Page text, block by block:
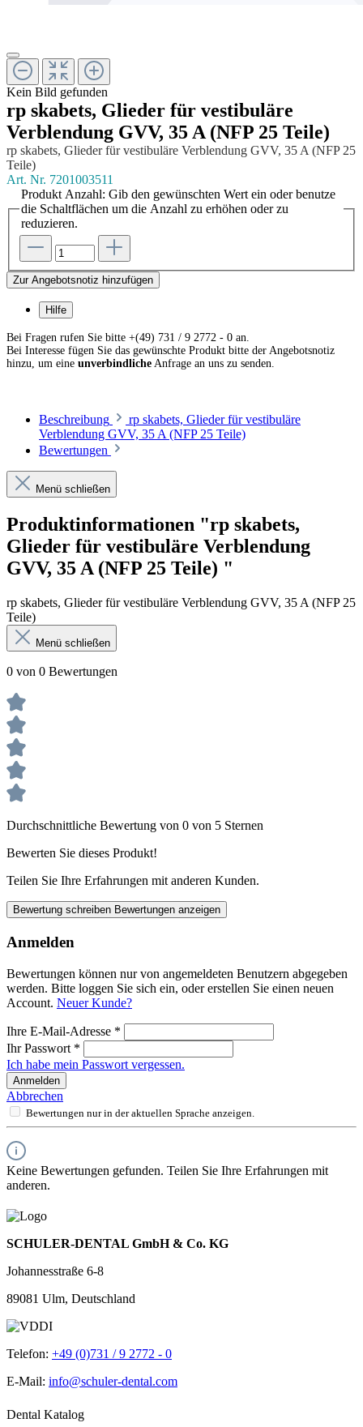
Kein Bild gefunden
rp skabets, Glieder für vestibuläre
Verblendung GVV, 35 A (NFP 25 Teile)
rp skabets, Glieder für vestibuläre Verblendung GVV, 35 A (NFP 25
Teile)
Art. Nr. 7201003511
Produkt Anzahl: Gib den gewünschten Wert ein oder benutze
die Schaltflächen um die Anzahl zu erhöhen oder zu
reduzieren.
Zur Angebotsnotiz hinzufügen
Hilfe
Bei Fragen rufen Sie bitte +(49) 731 / 9 2772 - 0 an.
Bei Interesse fügen Sie das gewünschte Produkt bitte der Angebotsnotiz
hinzu, um eine unverbindliche Anfrage an uns zu senden.
Beschreibung
rp skabets, Glieder für vestibuläre
Verblendung GVV, 35 A (NFP 25 Teile)
Bewertungen
Menü schließen
Produktinformationen "rp skabets,
Glieder für vestibuläre Verblendung
GVV, 35 A (NFP 25 Teile) "
rp skabets, Glieder für vestibuläre Verblendung GVV, 35 A (NFP 25
Teile)
Menü schließen
0 von 0 Bewertungen
Durchschnittliche Bewertung von 0 von 5 Sternen
Bewerten Sie dieses Produkt!
Teilen Sie Ihre Erfahrungen mit anderen Kunden.
Bewertung schreiben Bewertungen anzeigen
Anmelden
Bewertungen können nur von angemeldeten Benutzern abgegeben
werden. Bitte loggen Sie sich ein, oder erstellen Sie einen neuen
Account. Neuer Kunde?
Ihre E-Mail-Adresse *
Ihr Passwort *
Ich habe mein Passwort vergessen.
Anmelden
Abbrechen
Bewertungen nur in der aktuellen Sprache anzeigen.
Keine Bewertungen gefunden. Teilen Sie Ihre Erfahrungen mit
anderen.
SCHULER-DENTAL GmbH & Co. KG
Johannesstraße 6-8
89081 Ulm, Deutschland
Telefon: +49 (0)731 / 9 2772 - 0
E-Mail: info@schuler-dental.com
Dental Katalog